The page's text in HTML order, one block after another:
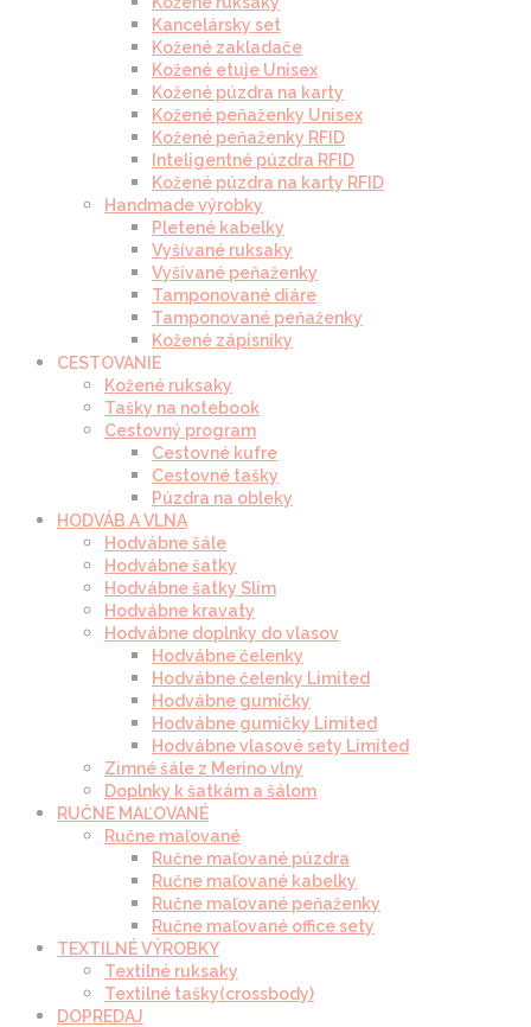
Kancelársky set
Kožené zakladače
Kožené etuje Unisex
Kožené púzdra na karty
Kožené peňaženky Unisex
Kožené peňaženky RFID
Inteligentné púzdra RFID
Kožené púzdra na karty RFID
Handmade výrobky
Pletené kabelky
Vyšívané ruksaky
Vyšívané peňaženky
Tamponované diáre
Tamponované peňaženky
Kožené zápisníky
CESTOVANIE
Kožené ruksaky
Tašky na notebook
Cestovný program
Cestovné kufre
Cestovné tašky
Púzdra na obleky
HODVÁB A VLNA
Hodvábne šále
Hodvábne šatky
Hodvábne šatky Slim
Hodvábne kravaty
Hodvábne doplnky do vlasov
Hodvábne čelenky
Hodvábne čelenky Limited
Hodvábne gumičky
Hodvábne gumičky Limited
Hodvábne vlasové sety Limited
Zimné šále z Merino vlny
Doplnky k šatkám a šálom
RUČNE MAĽOVANÉ
Ručne maľované
Ručne maľované púzdra
Ručne maľované kabelky
Ručne maľované peňaženky
Ručne maľované office sety
TEXTILNÉ VÝROBKY
Textilné ruksaky
Textilné tašky(crossbody)
DOPREDAJ